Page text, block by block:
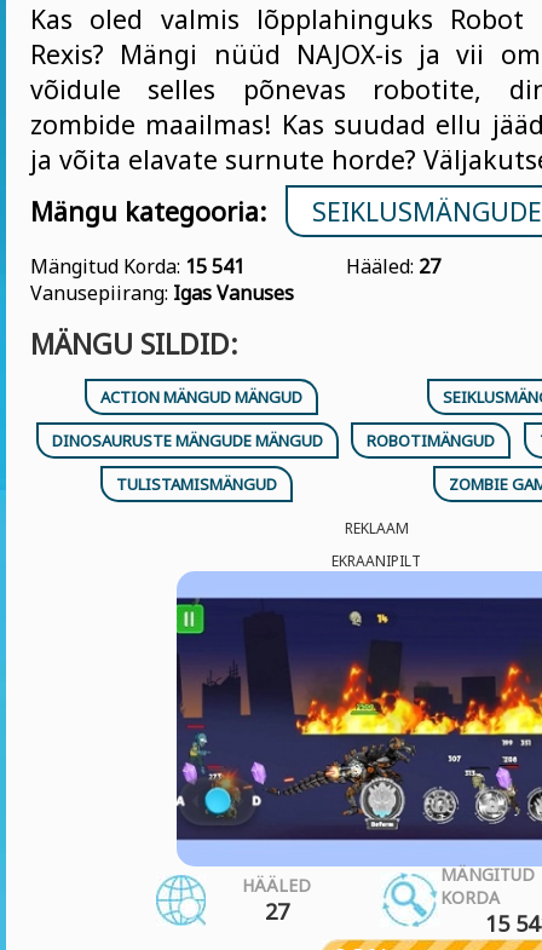
Kas oled valmis lõpplahinguks Robot
Rexis? Mängi nüüd NAJOX-is ja vii
võidule selles põnevas robotite,
zombide maailmas! Kas suudad ellu
ja võita elavate surnute horde?
Mängu kategooria:
Mängitud Korda: 15 541 Hääled: 27
Vanusepiirang: Igas Vanuses
MÄNGU SILDID:
ACTION MÄNGUD MÄNGUD
DINOSAURUSTE MÄNGUDE MÄNGUD
ROBOTIMÄNGUD
TULISTAMISMÄNGUD
ZOMBIE
REKLAAM
EKRAANIPILT
HÄÄLED
27
MÄNGITUD
KORDA
15